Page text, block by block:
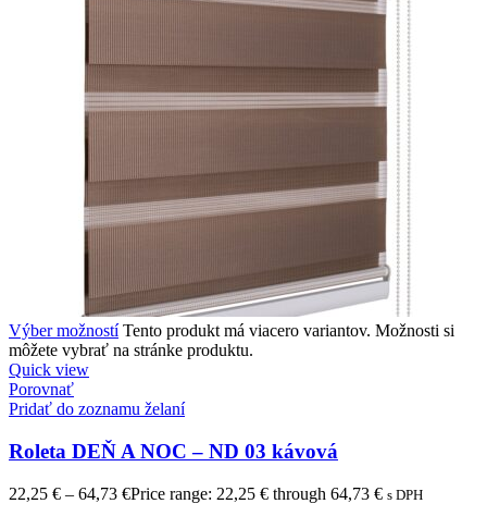
Výber možností Tento produkt má viacero variantov. Možnosti si
môžete vybrať na stránke produktu.
Quick view
Porovnať
Pridať do zoznamu želaní
Roleta DEŇ A NOC – ND 03 kávová
22,25 € – 64,73 €Price range: 22,25 € through 64,73 € s DPH